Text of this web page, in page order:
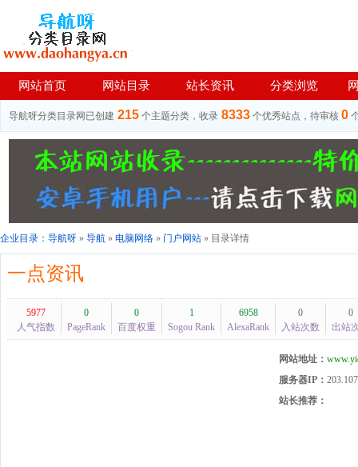
网站首页 网站目录 站长资讯 分类浏览
导航呀分类目录网已创建 215 个主题分类，收录 8333 个优秀站点，待审核 0
企业目录： 导航呀 » 导航 » 电脑网络 » 门户网站 » 目录详情
一点资讯
5977
人气指数
0
PageRank
0
百度权重
1
Sogou Rank
6958
AlexaRank
0
入站次数
0
出站
网站地址：
服务器IP：
站长推荐：